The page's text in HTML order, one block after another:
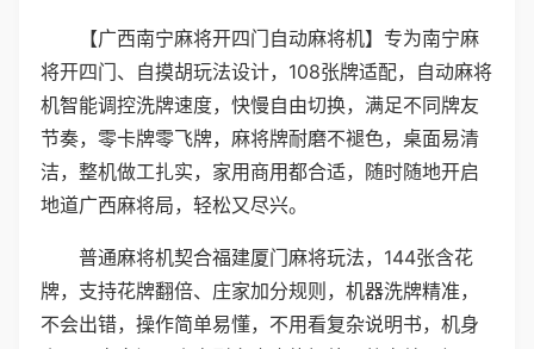
【广西南宁麻将开四门自动麻将机】专为南宁麻
将开四门、自摸胡玩法设计，108张牌适配，自动麻将
机智能调控洗牌速度，快慢自由切换，满足不同牌友
节奏，零卡牌零飞牌，麻将牌耐磨不褪色，桌面易清
洁，整机做工扎实，家用商用都合适，随时随地开启
地道广西麻将局，轻松又尽兴。
普通麻将机契合福建厦门麻将玩法，144张含花
牌，支持花牌翻倍、庄家加分规则，机器洗牌精准，
不会出错，操作简单易懂，不用看复杂说明书，机身